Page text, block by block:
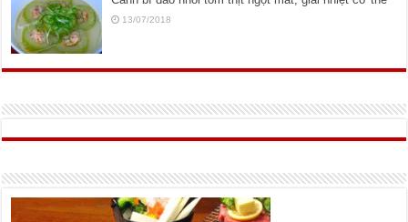
13/07/2018